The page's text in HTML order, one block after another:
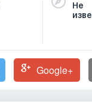
Не
Google+